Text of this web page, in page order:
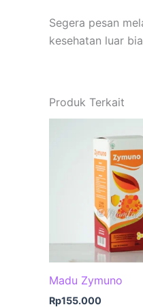
Segera pesan
kesehatan luar
Produk Terkait
Madu Zymuno
Rp155.000